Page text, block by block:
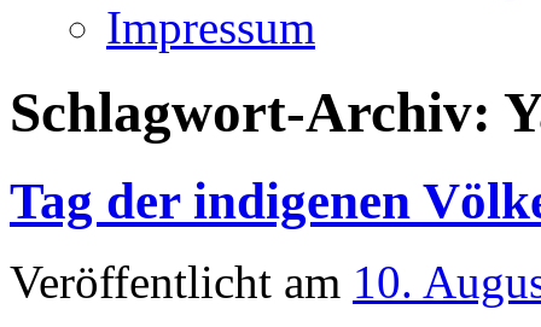
Impressum
Schlagwort-Archiv:
Tag der indigenen
Veröffentlicht am 10.